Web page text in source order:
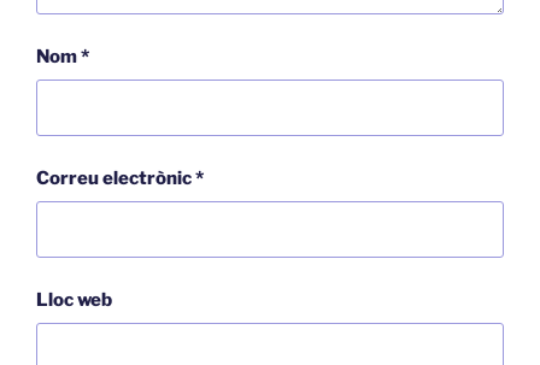
Nom*
Correu electrònic*
Lloc web